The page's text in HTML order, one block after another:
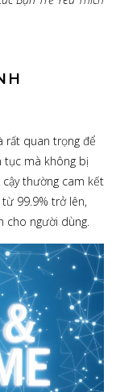
rất quan trọng để
tục mà không bị
thường cam kết
99.9% trở lên,
cho người dùng.